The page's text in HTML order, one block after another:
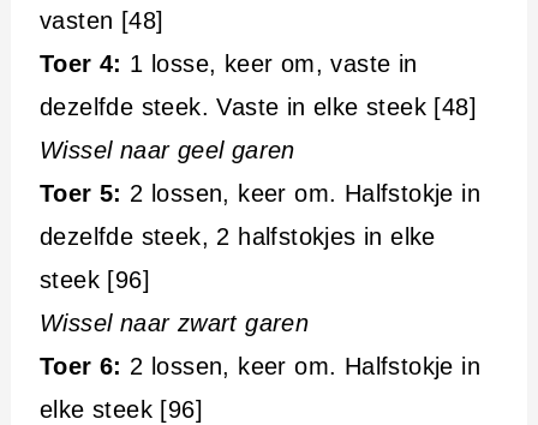
vasten [48]
Toer 4: 1 losse, keer om, vaste in
dezelfde steek. Vaste in elke steek [48]
Wissel naar geel garen
Toer 5: 2 lossen, keer om. Halfstokje in
dezelfde steek, 2 halfstokjes in elke
steek [96]
Wissel naar zwart garen
Toer 6: 2 lossen, keer om. Halfstokje in
elke steek [96]